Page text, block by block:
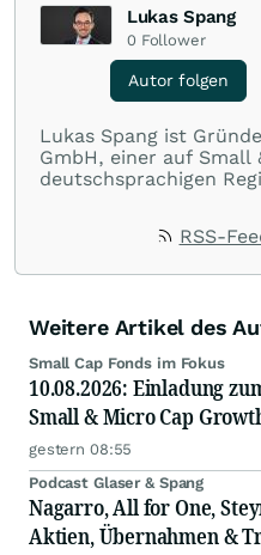
Lukas Spang
0 Follower
Autor folgen
Lukas Spang ist
GmbH, einer auf Small
deutschsprachigen
Fondsboutique. Er
Region aus und
Growth Fund eine
die Strategie
wachstumsstarke,
starke Unternehmen,
Geschäftsmodell
erzielen können.
RSS-
Weitere Artikel des
Small Cap Fonds im Fokus
10.08.2026: Einladung
Small & Micro Cap
gestern 08:55
Podcast Glaser & Spang
Nagarro, All for One,
Aktien, Übernahmen &